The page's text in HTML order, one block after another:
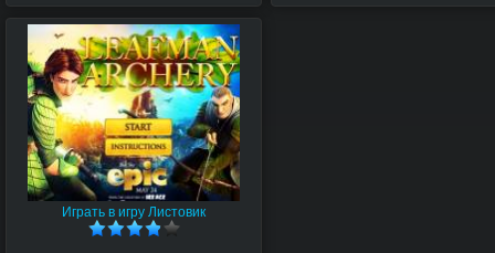
Играть в игру Листовик